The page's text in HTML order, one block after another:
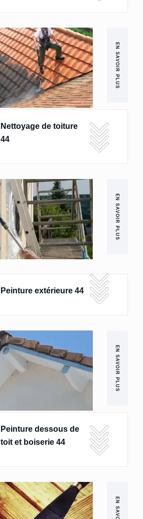
EN SAVOIR PLUS
Nettoyage de toiture
44
EN SAVOIR PLUS
Peinture extérieure 44
EN SAVOIR PLUS
Peinture dessous de
toit et boiserie 44